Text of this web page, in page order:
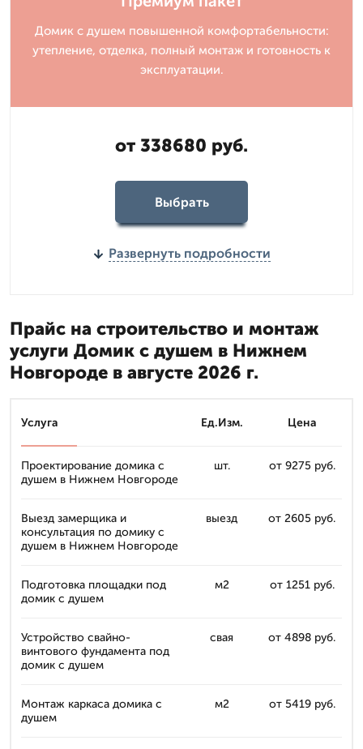
Домик с душем повышенной комфортабельности:
утепление, отделка, полный монтаж и готовность к
эксплуатации.
от 338680 руб.
Выбрать
Развернуть подробности
Прайс на строительство и монтаж
услуги Домик с душем в Нижнем
Новгороде в августе 2026 г.
Услуга Ед.Изм. Цена
Проектирование домика с
душем в Нижнем Новгороде
шт. от 9275 руб.
Выезд замерщика и
консультация по домику с
душем в Нижнем Новгороде
выезд от 2605 руб.
Подготовка площадки под
домик с душем
м2 от 1251 руб.
Устройство свайно-
винтового фундамента под
домик с душем
свая от 4898 руб.
Монтаж каркаса домика с
душем
м2 от 5419 руб.